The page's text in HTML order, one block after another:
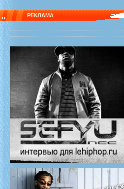
РЕКЛАМА